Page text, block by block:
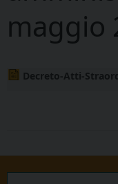
maggio
Decreto-Atti-